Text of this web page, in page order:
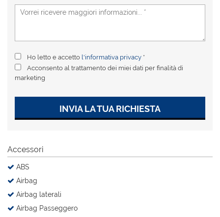
Ho letto e accetto l'informativa privacy *
Acconsento al trattamento dei miei dati per finalità di
marketing
INVIA LA TUA RICHIESTA
Accessori
ABS
Airbag
Airbag laterali
Airbag Passeggero
Cookie delle preferenze
Cookie per il miglioramento dell'esperienza utente
Cookie analitici
Leggi
policy
Salva
le
impostazioni